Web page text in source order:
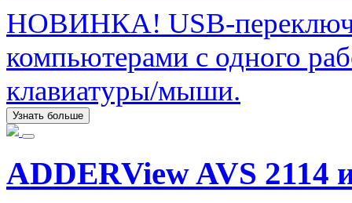
НОВИНКА! USB-
компьютерами с одного
клавиатуры/мыши.
Узнать больше
ADDERView AVS 2114